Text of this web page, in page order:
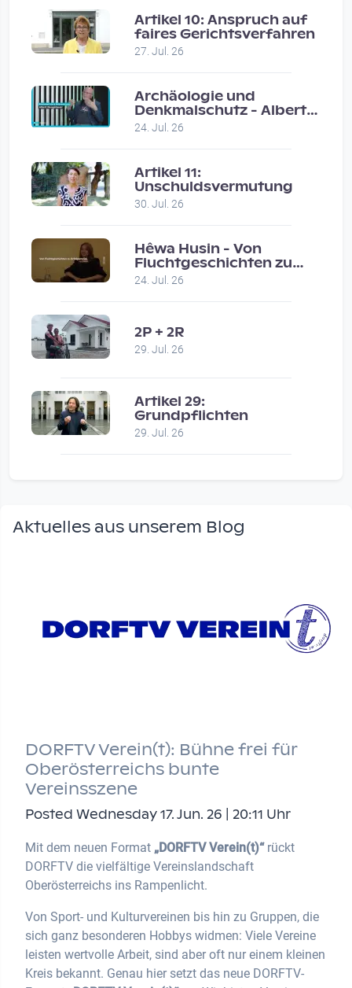
Coole Sendung, tolle…
Vor 1 month 1 week
Eure Show war super :-)…
Vor 1 month 1 week
Artikel 10: Anspruch auf
faires Gerichtsverfahren
27. Jul. 26
Archäologie und
Denkmalschutz - Albert
Neugebauer / Studio
24. Jul. 26
Artikel 11:
Unschuldsvermutung
30. Jul. 26
Hêwa Husin - Von
Fluchtgeschichten zu
Erfolgsstories
24. Jul. 26
2P + 2R
29. Jul. 26
Artikel 29:
Grundpflichten
29. Jul. 26
Aktuelles aus unserem Blog
DORFTV Verein(t): Bühne frei für
Oberösterreichs bunte
Vereinsszene
Posted Wednesday 17. Jun. 26 | 20:11 Uhr
Mit dem neuen Format „DORFTV Verein(t)“rückt
DORFTV die vielfältige Vereinslandschaft
Oberösterreichs ins Rampenlicht.
Von Sport- und Kulturvereinen bis hin zu Gruppen, die
sich ganz besonderen Hobbys widmen: Viele Vereine
leisten wertvolle Arbeit, sind aber oft nur einem kleinen
Kreis bekannt. Genau hier setzt das neue DORFTV-